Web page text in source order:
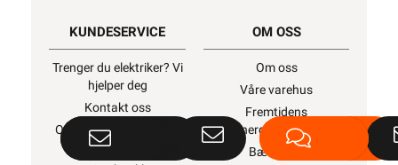
KUNDESERVICE
Trenger du elektriker? Vi
hjelper deg
Kontakt oss
Ofte stilte spørsmål og
svar
OM OSS
Om oss
Våre varehus
Fremtidens
energiløsninger
Bærekraft